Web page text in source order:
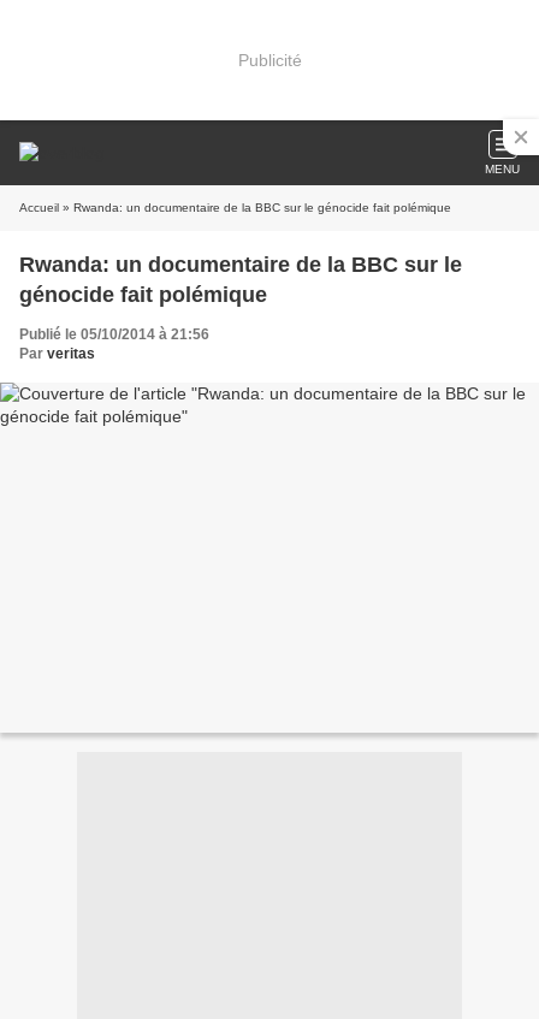
Publicité
MENU
Accueil » Rwanda: un documentaire de la BBC sur le génocide fait polémique
Rwanda: un documentaire de la BBC sur le
génocide fait polémique
Publié le 05/10/2014 à 21:56
Par veritas